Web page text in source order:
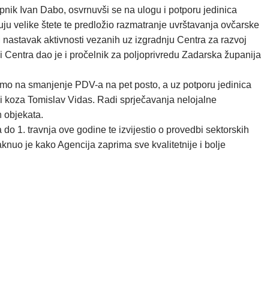
Ivan Dabo, osvrnuvši se na ulogu i potporu jedinica
velike štete te predložio razmatranje uvrštavanja ovčarske
aktivnosti vezanih uz izgradnju Centra za razvoj
dao je i pročelnik za poljoprivredu Zadarska županija
na smanjenje PDV-a na pet posto, a uz potporu jedinica
koza Tomislav Vidas. Radi sprječavanja nelojalne
objekata.
1. travnja ove godine te izvijestio o provedbi sektorskih
je kako Agencija zaprima sve kvalitetnije i bolje